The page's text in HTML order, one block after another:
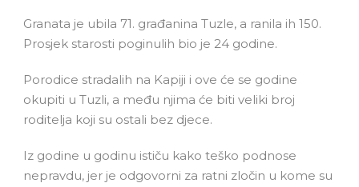
Granata je ubila 71. građanina Tuzle, a ranila ih 150.
Prosjek starosti poginulih bio je 24 godine.
Porodice stradalih na Kapiji i ove će se godine
okupiti u Tuzli, a među njima će biti veliki broj
roditelja koji su ostali bez djece.
Iz godine u godinu ističu kako teško podnose
nepravdu, jer je odgovorni za ratni zločin u kome su